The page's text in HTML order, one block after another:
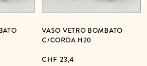
VASO VETRO BOMBATO
C/CORDA H20
CHF 23,4